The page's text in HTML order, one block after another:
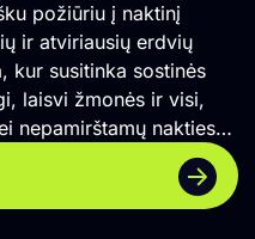
požiūriu į naktinį
ir atviriausių erdvių
laisvi žmonės ir visi,
nepamirštamų nakties